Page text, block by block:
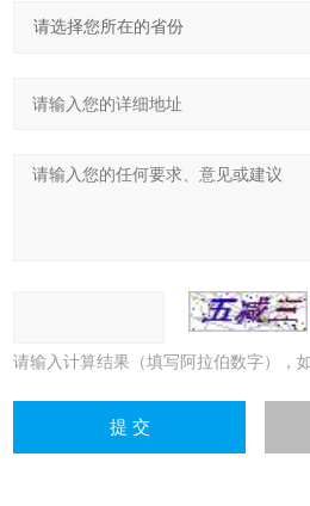
请输入计算结果（填写阿拉伯数字），